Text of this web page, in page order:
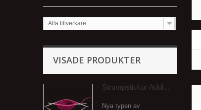
Alla tillverkare
VISADE PRODUKTER
Strumpstickor Addi...
Nya typen av